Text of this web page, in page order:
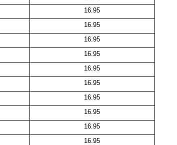
16.95
16.95
16.95
16.95
16.95
16.95
16.95
16.95
16.95
16.95